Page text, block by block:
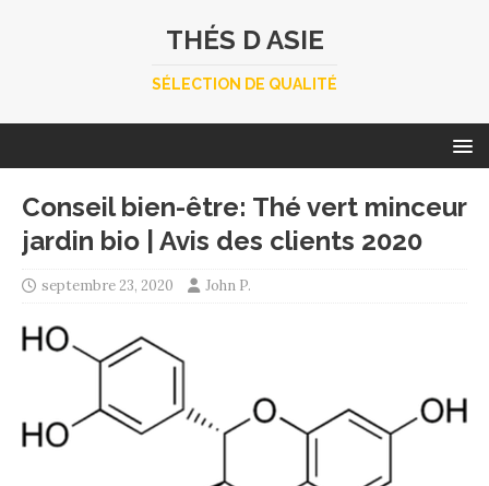
THÉS D ASIE
SÉLECTION DE QUALITÉ
Conseil bien-être: Thé vert minceur
jardin bio | Avis des clients 2020
septembre 23, 2020 John P.